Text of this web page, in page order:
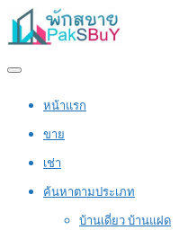
หน้าแรก
ขาย
เช่า
ค้นหาตามประเภท
บ้านเดี่ยว บ้านแฝด